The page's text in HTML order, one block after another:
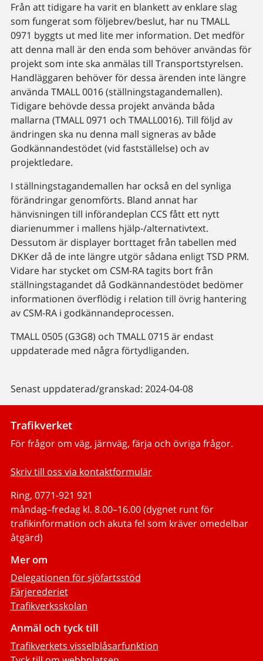
Från att tidigare ha varit en blankett av enklare slag
som fungerat som följebrev/beslut, har nu TMALL
0971 byggts ut med lite mer information. Det medför
att denna mall är den enda som behöver användas för
projekt som inte ska anmälas till Transportstyrelsen.
Handläggaren behöver för dessa ärenden inte längre
använda TMALL 0016 (ställningstagandemallen).
Tidigare behövde dessa projekt använda båda
mallarna (TMALL 0971 och TMALL0016). Till följd av
ändringen ska nu denna mall signeras av både
Godkännandestödet (vid fastställelse) och av
projektledare.
I ställningstagandemallen har också en del synliga
förändringar genomförts. Bland annat har
hänvisningen till införandeplan CCS fått ett nytt
diarienummer i mallens hjälp-/alternativtext.
Dessutom är displayer borttaget från tabellen med
DKKer då de inte längre utgör sådana enligt TSD PRM.
Vidare har stycket om CSM-RA tagits bort från
ställningstagandet då Godkännandestödet bedömer
informationen överflödig i relation till övrig hantering
av CSM-RA i godkännandeprocessen.
TMALL 0505 (G3G8) och TMALL 0715 är endast
uppdaterade med några förtydliganden.
Senast uppdaterad/granskad: 2024-04-08
Trafikverket
För frågor om väg, järnväg, färja och övriga frågor.
Skriv till oss via kontaktformulär
Ring, 0771-921 921
måndag–fredag kl. 8.00–16.00 (dygnet runt för
trafikinformation och akuta fel som kräver omedelbar
åtgärd)
Mer om
Delegationen för sjöfartsstöd
Färjerederiet
Trafikverksskolan
Anmäl och tyck till
Trafikverkets visselblåsarfunktion